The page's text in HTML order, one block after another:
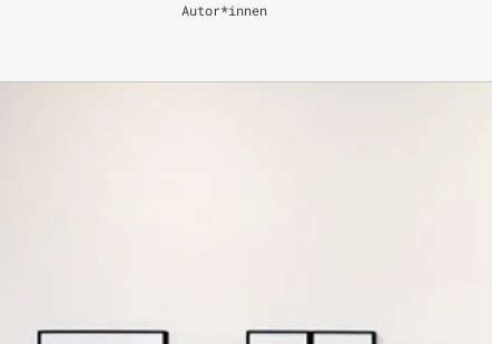
Autor*innen